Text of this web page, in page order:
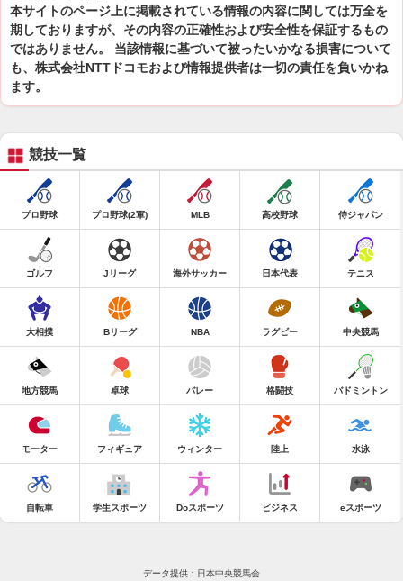
本サイトのページ上に掲載されている情報の内容に関しては万全を
期しておりますが、その内容の正確性および安全性を保証するもの
ではありません。 当該情報に基づいて被ったいかなる損害について
も、株式会社NTTドコモおよび情報提供者は一切の責任を負いかね
ます。
競技一覧
プロ野球 プロ野球(2軍) MLB 高校野球 侍ジャパン
ゴルフ Jリーグ 海外サッカー 日本代表 テニス
大相撲 Bリーグ NBA ラグビー 中央競馬
地方競馬 卓球 バレー 格闘技 バドミントン
モーター フィギュア ウィンター 陸上 水泳
自転車 学生スポーツ Doスポーツ ビジネス eスポーツ
データ提供：日本中央競馬会